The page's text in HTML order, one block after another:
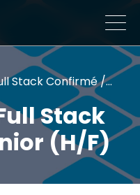
Développeur Full Stack Confirmé / Sénior (H/F)
Stack
(H/F)